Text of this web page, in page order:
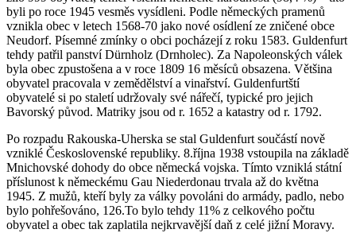
byli po roce 1945 vesměs vysídleni. Podle německých pramenů
vznikla obec v letech 1568-70 jako nové osídlení ze zničené obce
Neudorf. Písemné zmínky o obci pocházejí z roku 1583. Guldenfurt
tehdy patřil panství Dürnholz (Drnholec). Za Napoleonských válek
byla obec zpustošena a v roce 1809 16 měsíců obsazena. Většina
obyvatel pracovala v zemědělství a vinařství. Guldenfurtští
obyvatelé si po staletí udržovaly své nářečí, typické pro jejich
Bavorský původ. Matriky jsou od r. 1652 a katastry od r. 1792.
Po rozpadu Rakouska-Uherska se stal Guldenfurt součástí nově
vzniklé Československé republiky. 8.října 1938 vstoupila na základě
Mnichovské dohody do obce německá vojska. Tímto vzniklá státní
příslunost k německému Gau Niederdonau trvala až do května
1945. Z mužů, kteří byly za války povoláni do armády, padlo, nebo
bylo pohřešováno, 126.To bylo tehdy 11% z celkového počtu
obyvatel a obec tak zaplatila nejkrvavější daň z celé jižní Moravy.